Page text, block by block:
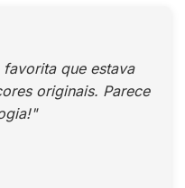
que estava
originais. Parece